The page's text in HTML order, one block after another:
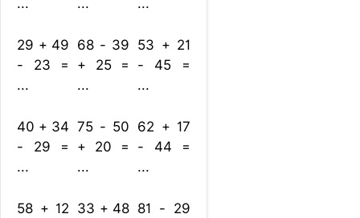
...
...
...
29 + 49
- 23 =
...
68 - 39
+ 25 =
...
53 + 21
- 45 =
...
40 + 34
- 29 =
...
75 - 50
+ 20 =
...
62 + 17
- 44 =
...
58 + 12 33 + 48 81 - 29